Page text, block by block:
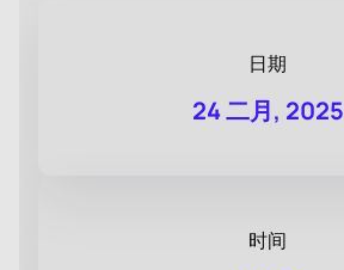
日期
24 二月, 2025
时间